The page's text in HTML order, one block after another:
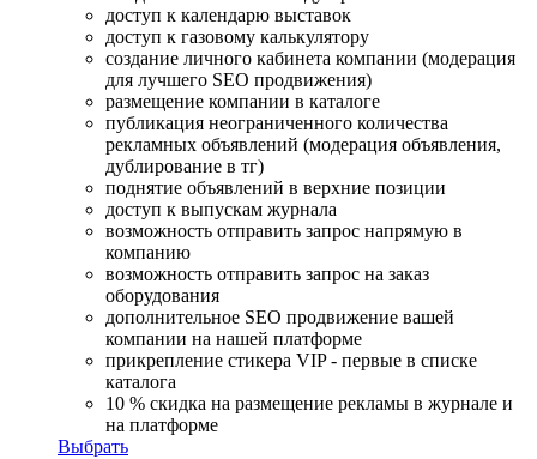
доступ к календарю выставок
доступ к газовому калькулятору
создание личного кабинета компании (модерация
для лучшего SEO продвижения)
размещение компании в каталоге
публикация неограниченного количества
рекламных объявлений (модерация объявления,
дублирование в тг)
поднятие объявлений в верхние позиции
доступ к выпускам журнала
возможность отправить запрос напрямую в
компанию
возможность отправить запрос на заказ
оборудования
дополнительное SEO продвижение вашей
компании на нашей платформе
прикрепление стикера VIP - первые в списке
каталога
10 % скидка на размещение рекламы в журнале и
на платформе
Выбрать